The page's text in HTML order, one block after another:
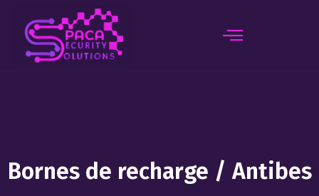
principal
Bornes de recharge / Antibes